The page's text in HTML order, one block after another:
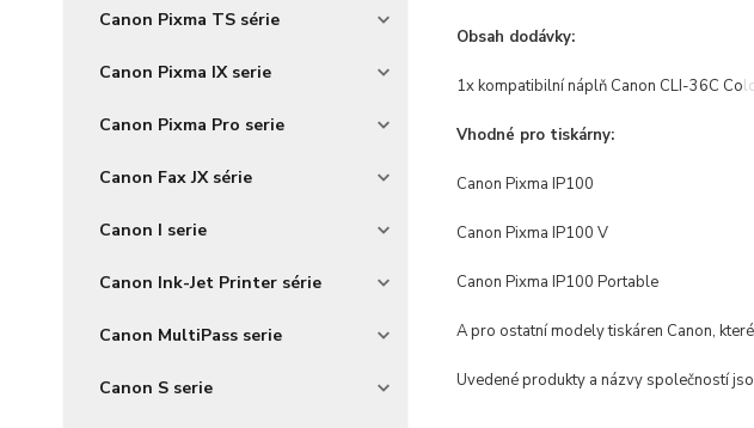
Canon Pixma TS série
Canon Pixma IX serie
Canon Pixma Pro serie
Canon Fax JX série
Canon I serie
Canon Ink-Jet Printer série
Canon MultiPass serie
Canon S serie
Obsah dodávky:
1x kompatibilní náplň Canon CLI-36C
Vhodné pro tiskárny:
Canon Pixma IP100
Canon Pixma IP100 V
Canon Pixma IP100 Portable
A pro ostatní modely tiskáren Canon,
Uvedené produkty a názvy společností